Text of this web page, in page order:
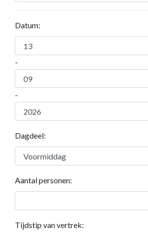
Datum:
-
-
Dagdeel:
Aantal personen:
Tijdstip van vertrek: